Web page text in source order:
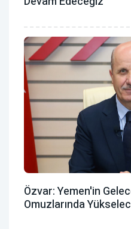
Özvar: Yemen'in
Omuzlarında